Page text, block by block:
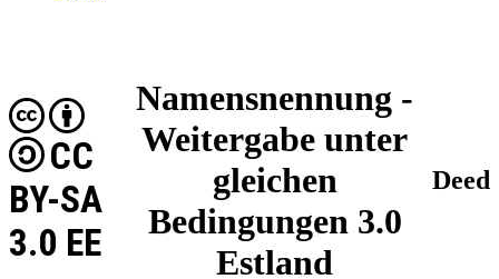
Namensnennung -
Weitergabe unter
gleichen
Bedingungen 3.0
Estland
CC
BY-SA
3.0 EE
Deed